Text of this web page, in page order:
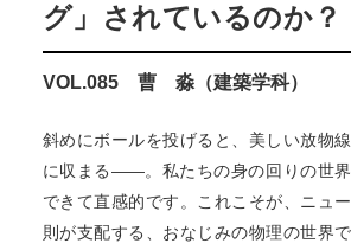
グ」されているのか？
VOL.085 曹 淼（建築学科）
斜めにボールを投げると、美しい放物
に収まる——。私たちの身の回りの世
できて直感的です。これこそが、ニュ
則が支配する、おなじみの物理の世界